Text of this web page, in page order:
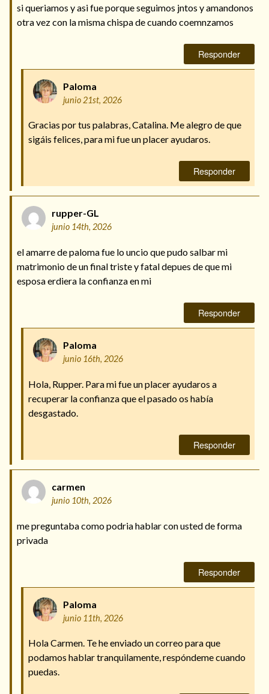
si queriamos y asi fue porque seguimos jntos y amandonos
otra vez con la misma chispa de cuando coemnzamos
Responder
Paloma
junio 21st, 2026
Gracias por tus palabras, Catalina. Me alegro de que
sigáis felices, para mi fue un placer ayudaros.
Responder
rupper-GL
junio 14th, 2026
el amarre de paloma fue lo uncio que pudo salbar mi
matrimonio de un final triste y fatal depues de que mi
esposa erdiera la confianza en mi
Responder
Paloma
junio 16th, 2026
Hola, Rupper. Para mi fue un placer ayudaros a
recuperar la confianza que el pasado os había
desgastado.
Responder
carmen
junio 10th, 2026
me preguntaba como podria hablar con usted de forma
privada
Responder
Paloma
junio 11th, 2026
Hola Carmen. Te he enviado un correo para que
podamos hablar tranquilamente, respóndeme cuando
puedas.